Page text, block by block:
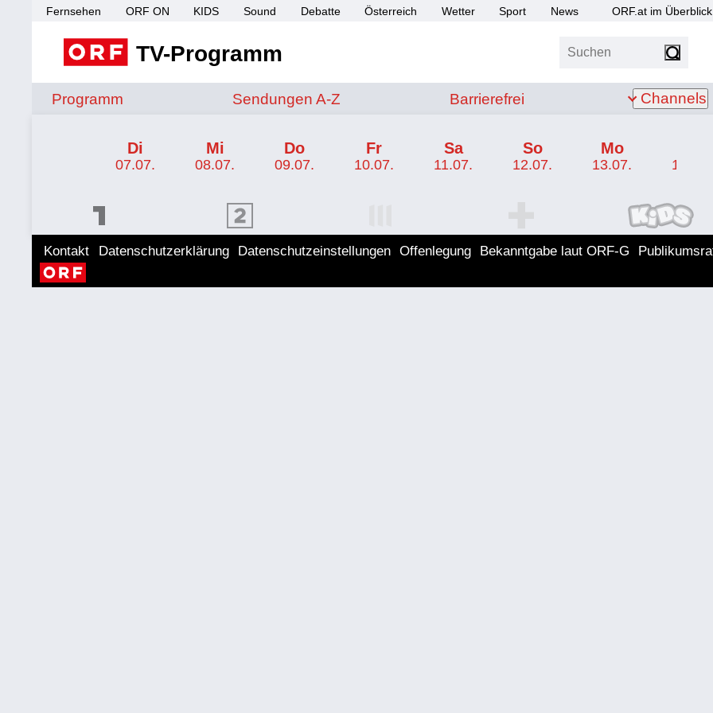
Fernsehen ORF ON KIDS Sound Debatte Österreich Wetter Sport News ORF.at im Überblick
TV-Programm Suchen
Programm Sendungen von A bis Z
Sendungen A-Z Barrierefrei
Barrierefrei Channels
Di
07.07.
Mi
08.07.
Do
09.07.
Fr
10.07.
Sa
11.07.
So
12.07.
Mo
13.07. 14.07.
ORF 2 Programm ORF KIDS Programm
Kontakt Datenschutzerklärung Datenschutzeinstellungen Offenlegung Bekanntgabe laut ORF-G